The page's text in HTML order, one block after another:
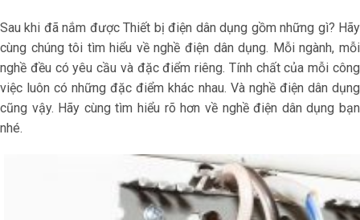
Sau khi đã nắm được Thiết bị điện dân dụng gồm những gì? Hãy
cùng chúng tôi tìm hiểu về nghề điện dân dụng. Mỗi ngành, mỗi
nghề đều có yêu cầu và đặc điểm riêng. Tính chất của mỗi công
việc luôn có những đặc điểm khác nhau. Và nghề điện dân dụng
cũng vậy. Hãy cùng tìm hiểu rõ hơn về nghề điện dân dụng bạn
nhé.